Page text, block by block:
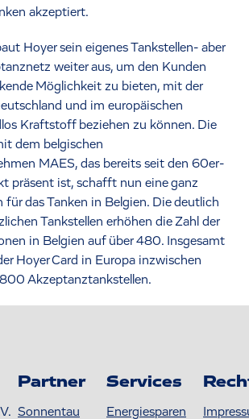
akzeptiert.
Hoyer sein eigenes Tankstellen- aber
weiter aus, um den Kunden
Möglichkeit zu bieten, mit der
und im europäischen
Kraftstoff beziehen zu können. Die
dem belgischen
MAES, das bereits seit den 60er-
präsent ist, schafft nun eine ganz
für das Tanken in Belgien. Die deutlich
Tankstellen erhöhen die Zahl der
in Belgien auf über 480. Insgesamt
Hoyer Card in Europa inzwischen
Akzeptanztankstellen.
Partner
Sonnentau
Services
Energiesparen